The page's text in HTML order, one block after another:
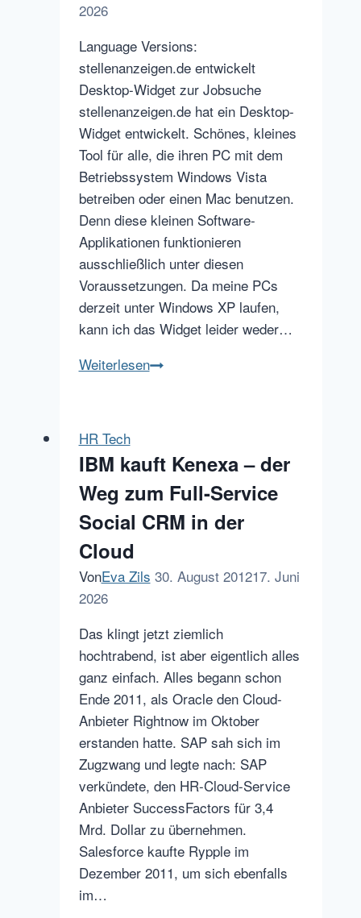
2026
Language Versions:
stellenanzeigen.de entwickelt
Desktop-Widget zur Jobsuche
stellenanzeigen.de hat ein Desktop-
Widget entwickelt. Schönes, kleines
Tool für alle, die ihren PC mit dem
Betriebssystem Windows Vista
betreiben oder einen Mac benutzen.
Denn diese kleinen Software-
Applikationen funktionieren
ausschließlich unter diesen
Voraussetzungen. Da meine PCs
derzeit unter Windows XP laufen,
kann ich das Widget leider weder…
Weiterlesenstellenanzeigen.de
HR Tech
IBM kauft Kenexa – der
Weg zum Full-Service
Social CRM in der
Cloud
VonEva Zils 30. August 201217. Juni
2026
Das klingt jetzt ziemlich
hochtrabend, ist aber eigentlich alles
ganz einfach. Alles begann schon
Ende 2011, als Oracle den Cloud-
Anbieter Rightnow im Oktober
erstanden hatte. SAP sah sich im
Zugzwang und legte nach: SAP
verkündete, den HR-Cloud-Service
Anbieter SuccessFactors für 3,4
Mrd. Dollar zu übernehmen.
Salesforce kaufte Rypple im
Dezember 2011, um sich ebenfalls
im…